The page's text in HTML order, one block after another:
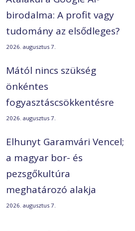
birodalma: A profit vagy
tudomány az elsődleges?
2026. augusztus 7.
Mától nincs szükség
önkéntes
fogyasztáscsökkentésre
2026. augusztus 7.
Elhunyt Garamvári Vencel;
a magyar bor- és
pezsgőkultúra
meghatározó alakja
2026. augusztus 7.